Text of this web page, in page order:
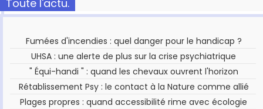
Toute l'actu.
Fumées d'incendies : quel danger pour le handicap ?
UHSA : une alerte de plus sur la crise psychiatrique
" Équi-handi " : quand les chevaux ouvrent l'horizon
Rétablissement Psy : le contact à la Nature comme allié
Plages propres : quand accessibilité rime avec écologie